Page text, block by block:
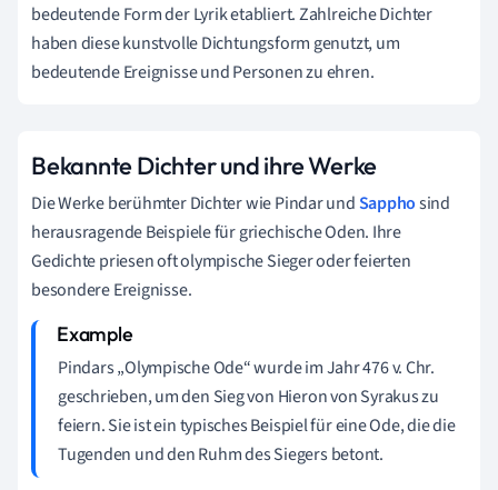
bedeutende Form der Lyrik etabliert. Zahlreiche Dichter
haben diese kunstvolle Dichtungsform genutzt, um
bedeutende Ereignisse und Personen zu ehren.
Bekannte Dichter und ihre Werke
Die Werke berühmter Dichter wie Pindar undSapphosind
herausragende Beispiele für griechische Oden. Ihre
Gedichte priesen oft olympische Sieger oder feierten
besondere Ereignisse.
Pindars „Olympische Ode“ wurde im Jahr 476 v. Chr.
geschrieben, um den Sieg von Hieron von Syrakus zu
feiern. Sie ist ein typisches Beispiel für eine Ode, die die
Tugenden und den Ruhm des Siegers betont.